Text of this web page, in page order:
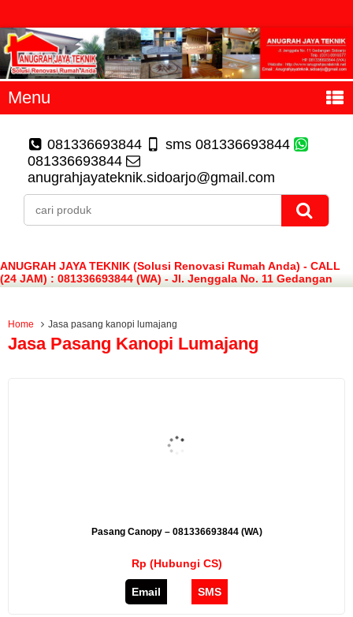
Menu
081336693844
sms 081336693844
081336693844
anugrahjayateknik.sidoarjo@gmail.com
ANUGRAH JAYA TEKNIK (Solusi Renovasi Rumah Anda) - CALL
(24 JAM) : 081336693844 (WA) - Jl. Jenggala No. 11 Gedangan
Sidoarjo
Home Jasa pasang kanopi lumajang
Jasa Pasang Kanopi Lumajang
Pasang Canopy – 081336693844 (WA)
Rp (Hubungi CS)
Email SMS